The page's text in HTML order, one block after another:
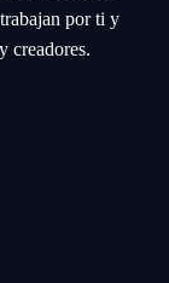
por ti y
creadores.